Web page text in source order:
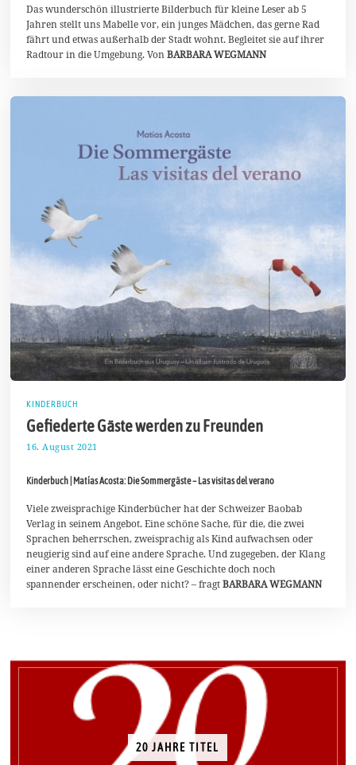
e
m
b
e
r
Das wunderschön illustrierte Bilderbuch für kleine Leser ab 5
Jahren stellt uns Mabelle vor, ein junges Mädchen, das gerne Rad
fährt und etwas außerhalb der Stadt wohnt. Begleitet sie auf ihrer
Radtour in die Umgebung. VonBARBARA WEGMANN
KINDERBUCH
Gefiederte Gäste werden zu Freunden
16. August 2021
A
g
s
t
2
0
2
1
Kinderbuch | Matías Acosta: Die Sommergäste – Las visitas del verano
Viele zweisprachige Kinderbücher hat der Schweizer Baobab
Verlag in seinem Angebot. Eine schöne Sache, für die, die zwei
Sprachen beherrschen, zweisprachig als Kind aufwachsen oder
neugierig sind auf eine andere Sprache. Und zugegeben, der Klang
einer anderen Sprache lässt eine Geschichte doch noch
spannender erscheinen, oder nicht? – fragtBARBARA WEGMANN
20 JAHRE TITEL